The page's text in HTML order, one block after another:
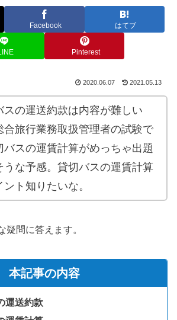
Facebook はてブ
Pinterest
2020.06.07 2021.05.13
スの運送約款は内容が難しい
合旅行業務取扱管理者の試験で
バスの運賃計算がめっちゃ出題
うな予感。貸切バスの運賃計算
ト知りたいな。
疑問に答えます。
本記事の内容
運送約款